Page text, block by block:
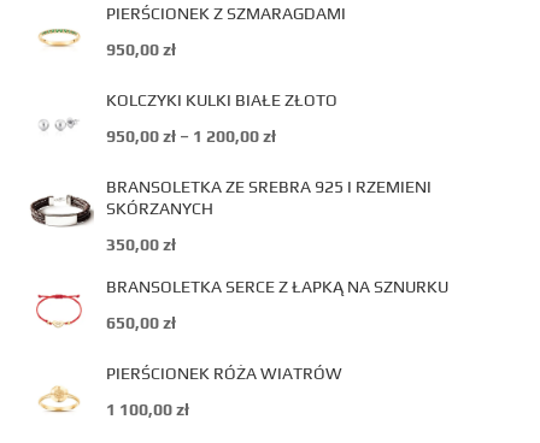
PIERŚCIONEK Z SZMARAGDAMI
950,00zł
KOLCZYKI KULKI BIAŁE ZŁOTO
950,00zł – 1 200,00zł
BRANSOLETKA ZE SREBRA 925 I RZEMIENI
SKÓRZANYCH
350,00zł
BRANSOLETKA SERCE Z ŁAPKĄ NA SZNURKU
650,00zł
PIERŚCIONEK RÓŻA WIATRÓW
1 100,00zł